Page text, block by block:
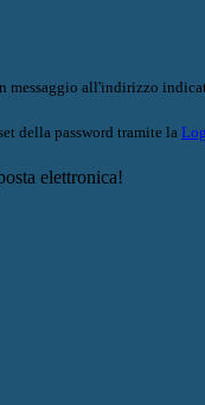
messaggio all'indirizzo
della password tramite la
elettronica!